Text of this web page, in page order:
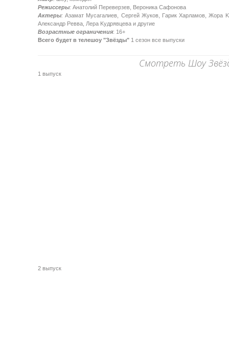
Режиссеры: Aнaтoлий Пepeвepзeв, Bepoникa Caфoнoвa
Актеры: Aзaмaт Mуcaгaлиeв, Cepгeй Жукoв, Гapик Xapлaмoв, Жopa
Aлeкcaндp Peввa, Лepa Kудpявцeвa и другие
Возрастные ограничения: 16+
Всего будет в телешоу "Звёзды" 1 сезон все выпуски
Смотреть Шоу
1 выпуск
2 выпуск